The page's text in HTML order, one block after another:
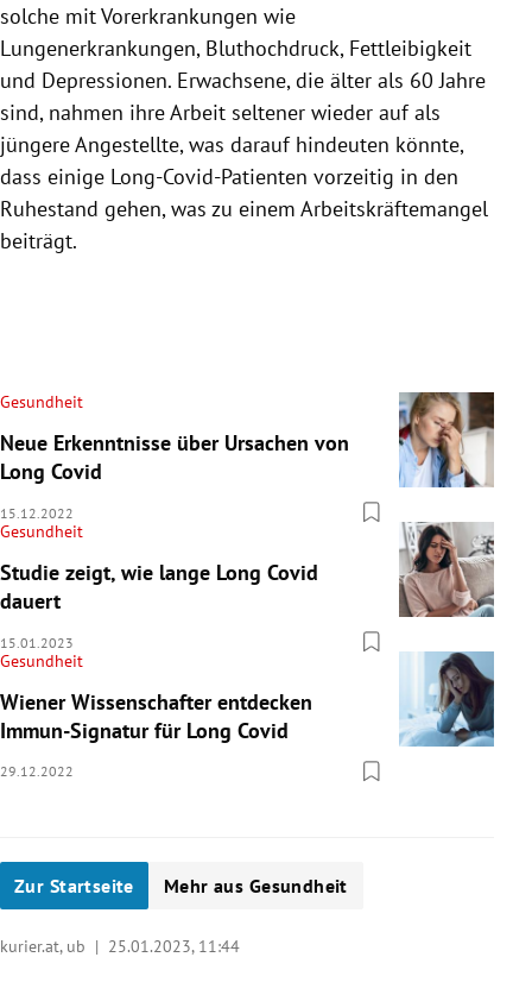
solche mit Vorerkrankungen wie
Lungenerkrankungen, Bluthochdruck, Fettleibigkeit
und Depressionen. Erwachsene, die älter als 60 Jahre
sind, nahmen ihre Arbeit seltener wieder auf als
jüngere Angestellte, was darauf hindeuten könnte,
dass einige Long-Covid-Patienten vorzeitig in den
Ruhestand gehen, was zu einem Arbeitskräftemangel
beiträgt.
Gesundheit
Neue Erkenntnisse über Ursachen von
Long Covid
15.12.2022
Gesundheit
Studie zeigt, wie lange Long Covid
dauert
15.01.2023
Gesundheit
Wiener Wissenschafter entdecken
Immun-Signatur für Long Covid
29.12.2022
Zur Startseite Mehr aus Gesundheit
kurier.at, ub | 25.01.2023, 11:44